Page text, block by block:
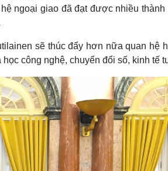
ảnh
Nghệ sĩ
Thời trang
ngoại giao đã đạt được nhiều thành
sẽ thúc đẩy hơn nữa quan hệ
công nghệ, chuyển đổi số, kinh tế